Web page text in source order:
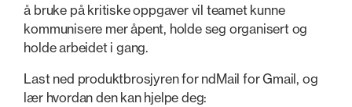
å bruke på kritiske oppgaver vil teamet kunne
kommunisere mer åpent, holde seg organisert og
holde arbeidet i gang.
Last ned produktbrosjyren for ndMail for Gmail, og
lær hvordan den kan hjelpe deg: